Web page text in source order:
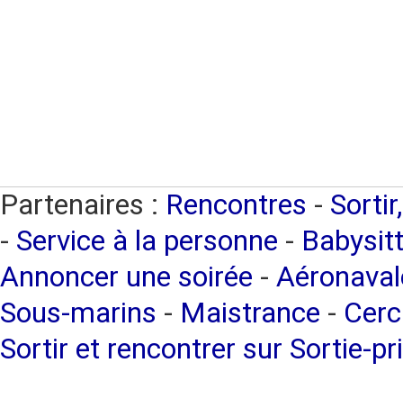
Partenaires : Rencontres -
- Service à la personne -
Annoncer une soirée -
Sous-marins - Maistrance -
Sortir et rencontrer sur Sortie-